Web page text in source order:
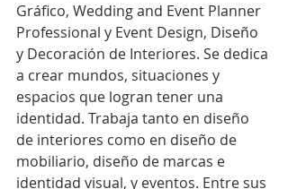
Gráfico, Wedding and Event Planner
Professional y Event Design, Diseño
y Decoración de Interiores. Se dedica
a crear mundos, situaciones y
espacios que logran tener una
identidad. Trabaja tanto en diseño
de interiores como en diseño de
mobiliario, diseño de marcas e
identidad visual, y eventos. Entre sus